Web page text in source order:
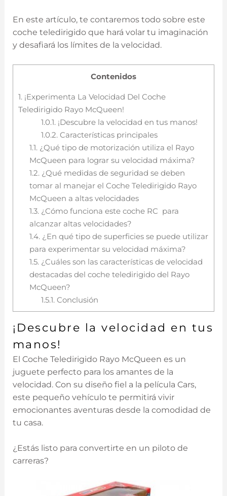
En este artículo, te contaremos todo sobre este⁤
coche teledirigido⁣ que ‍hará volar tu imaginación⁤
y desafiará los límites de la velocidad.
Contenidos
1. ¡Experimenta La Velocidad Del Coche
Teledirigido Rayo McQueen!
1.0.1. ¡Descubre la velocidad en tus manos!
1.0.2. Características principales
1.1. ¿Qué tipo de motorización utiliza el ‌Rayo
McQueen para lograr su velocidad máxima?
1.2. ¿Qué ‍medidas de seguridad ⁤se deben
⁣tomar al manejar el Coche‌ Teledirigido Rayo
McQueen a altas velocidades
1.3. ¿Cómo funciona este coche RC para
alcanzar altas velocidades?
1.4. ¿En qué tipo de superficies se puede utilizar
para experimentar su velocidad máxima?
1.5. ¿Cuáles son‌ las características de velocidad
destacadas del coche teledirigido del Rayo
McQueen?
1.5.1. Conclusión
¡Descubre la velocidad en tus
manos!
El‍ Coche​ Teledirigido Rayo ⁢McQueen es un
juguete perfecto para⁣ los amantes de la
velocidad. Con su diseño fiel a la película Cars,
este pequeño vehículo te‍ permitirá vivir
emocionantes aventuras desde la comodidad de
tu ‌casa.
¿Estás listo para convertirte en un piloto de
carreras?